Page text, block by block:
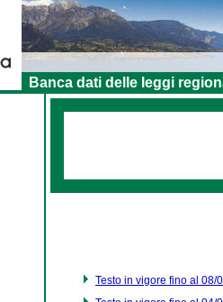
Banca dati delle leggi
Testo in vigore fino al 08/